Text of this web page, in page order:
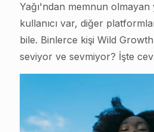
Yağı'ndan memnun olmayan
kullanıcı var, diğer
bile. Binlerce kişi Wild Growth
seviyor ve sevmiyor? İşte